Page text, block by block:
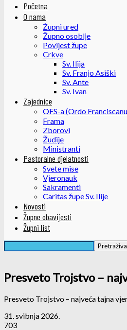
Početna
O nama
Župni ured
Župno osoblje
Povijest župe
Crkve
Sv. Ilija
Sv. Franjo Asiški
Sv. Ante
Sv. Ivan
Zajednice
OFS-a (Ordo
Frama
Zborovi
Žudije
Ministranti
Pastoralne djelatnosti
Svete mise
Vjeronauk
Sakramenti
Caritas župe Sv. Ilije
Novosti
Župne obavijesti
Župni list
Presveto Trojstvo –
Presveto Trojstvo – najveća tajna
31. svibnja 2026.
703